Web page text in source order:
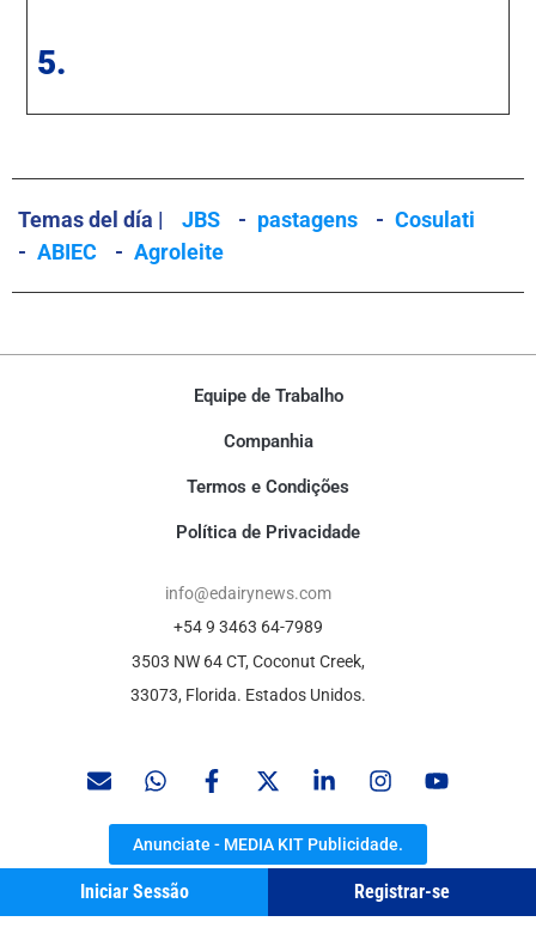
5.
Temas del día | JBS - pastagens - Cosulati
- ABIEC - Agroleite
Iniciar Sessão Registrar-se
Equipe de Trabalho
Companhia
Termos e Condições
Política de Privacidade
info@edairynews.com
+54 9 3463 64-7989
3503 NW 64 CT, Coconut Creek,
33073, Florida. Estados Unidos.
Anunciate - MEDIA KIT Publicidade.